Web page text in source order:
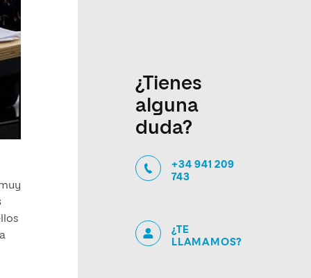
¿Tienes
alguna
duda?
+34 941 209
743
¿TE
LLAMAMOS?